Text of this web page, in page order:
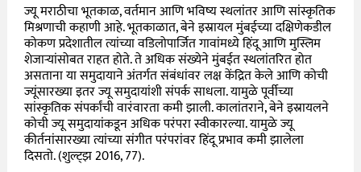
ज्यू मराठीचा भूतकाळ, वर्तमान आणि भविष्य स्थलांतर आणि सांस्कृतिक
मिश्रणाची कहाणी आहे. भूतकाळात, बेने इस्रायल मुंबईच्या दक्षिणेकडील
कोकण प्रदेशातील त्यांच्या वडिलोपार्जित गावांमध्ये हिंदू आणि मुस्लिम
शेजाऱ्यांसोबत राहत होते. ते अधिक संख्येने मुंबईत स्थलांतरित होत
असताना या समुदायाने अंतर्गत संबंधांवर लक्ष केंद्रित केले आणि कोची
ज्यूंसारख्या इतर ज्यू समुदायांशी संपर्क साधला. यामुळे पूर्वीच्या
सांस्कृतिक संपर्कांची वारंवारता कमी झाली. कालांतराने, बेने इस्रायलने
कोची ज्यू समुदायांकडून अधिक परंपरा स्वीकारल्या. यामुळे ज्यू
कीर्तनांसारख्या त्यांच्या संगीत परंपरांवर हिंदू प्रभाव कमी झालेला
दिसतो. (शुल्ट्झ 2016, 77).